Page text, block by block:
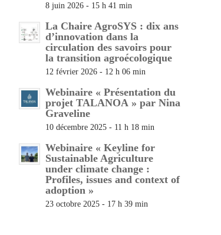
8 juin 2026 - 15 h 41 min
La Chaire AgroSYS : dix ans
d’innovation dans la
circulation des savoirs pour
la transition agroécologique
12 février 2026 - 12 h 06 min
Webinaire « Présentation du
projet TALANOA » par Nina
Graveline
10 décembre 2025 - 11 h 18 min
Webinaire « Keyline for
Sustainable Agriculture
under climate change :
Profiles, issues and context of
adoption »
23 octobre 2025 - 17 h 39 min